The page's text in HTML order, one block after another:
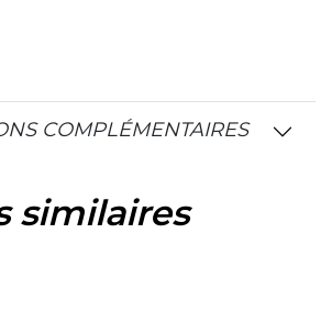
COMPLÉMENTAIRES
similaires